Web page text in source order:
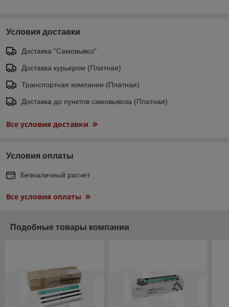
Условия доставки
Доставка "Самовывоз"
Доставка курьером (Платная)
Транспортная компания (Платная)
Доставка до пунктов самовывоза (Платная)
Все условия доставки
Условия оплаты
Безналичный расчет
Все условия оплаты
Подобные товары компании